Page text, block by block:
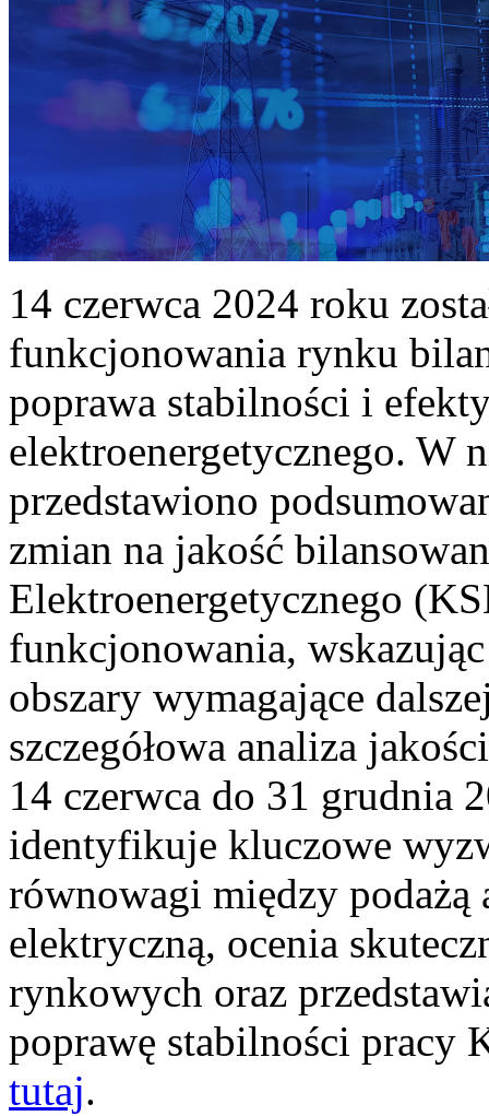
14 czerwca 2024 roku
funkcjonowania rynku
poprawa stabilności i
elektroenergetycznego. W
przedstawiono
zmian na jakość
Elektroenergetycznego
funkcjonowania,
obszary wymagające
szczegółowa analiza
14 czerwca do 31 grudnia
identyfikuje kluczowe
równowagi między podażą
elektryczną, ocenia
rynkowych oraz
poprawę stabilności pracy
tutaj.